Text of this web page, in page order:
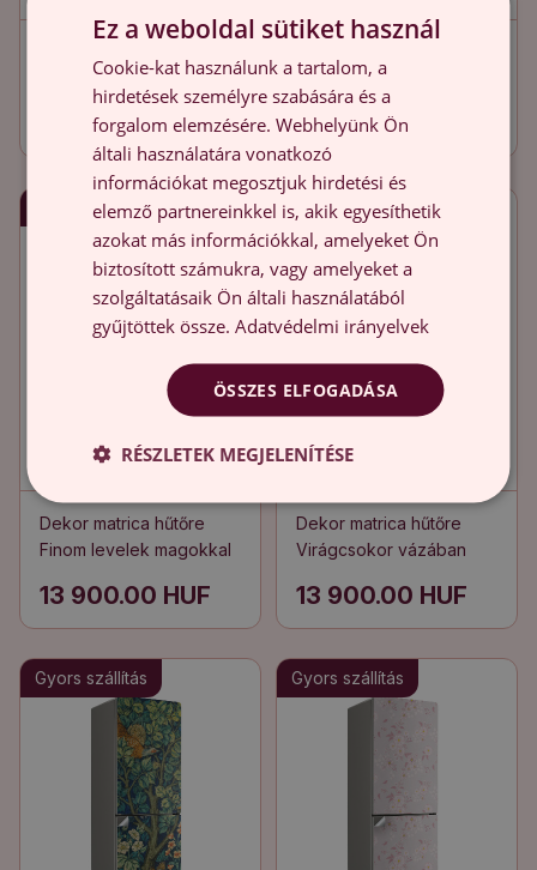
Virágminta levelekkel
13 900.00 HUF
levél, amelynek
jellegzetes erezete van
13 900.00 HUF
Gyors szállítás
Dekor matrica hűtőre
Finom levelek magokkal
13 900.00 HUF
Gyors szállítás
Dekor matrica hűtőre
Virágcsokor vázában
13 900.00 HUF
Gyors szállítás Gyors szállítás
Ez a weboldal sütiket használ
Cookie-kat használunk a tartalom, a
hirdetések személyre szabására és a
forgalom elemzésére. Webhelyünk Ön
általi használatára vonatkozó
információkat megosztjuk hirdetési és
elemző partnereinkkel is, akik egyesíthetik
azokat más információkkal, amelyeket Ön
biztosított számukra, vagy amelyeket a
szolgáltatásaik Ön általi használatából
gyűjtöttek össze.Adatvédelmi irányelvek
ÖSSZES ELFOGADÁSA
RÉSZLETEK MEGJELENÍTÉSE